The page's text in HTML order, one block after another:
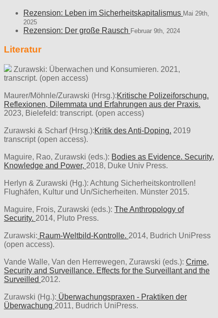
Rezension: Leben im Sicherheitskapitalismus Mai 29th,
2025
Rezension: Der große Rausch Februar 9th, 2024
Literatur
Zurawski: Überwachen und Konsumieren. 2021,
transcript. (open access)
Maurer/Möhnle/Zurawski (Hrsg.):Kritische Polizeiforschung.
Reflexionen, Dilemmata und Erfahrungen aus der Praxis.
2023, Bielefeld: transcript. (open access)
Zurawski & Scharf (Hrsg.):Kritik des Anti-Doping. 2019
transcript (open access).
Maguire, Rao, Zurawski (eds.): Bodies as Evidence. Security,
Knowledge and Power, 2018, Duke Univ Press.
Herlyn & Zurawski (Hg.): Achtung Sicherheitskontrollen!
Flughäfen, Kultur und Un/Sicherheiten. Münster 2015.
Maguire, Frois, Zurawski (eds.): The Anthropology of
Security. 2014, Pluto Press.
Zurawski: Raum-Weltbild-Kontrolle. 2014, Budrich UniPress
(open access).
Vande Walle, Van den Herrewegen, Zurawski (eds.): Crime,
Security and Surveillance. Effects for the Surveillant and the
Surveilled 2012.
Zurawski (Hg.): Überwachungspraxen - Praktiken der
Überwachung 2011, Budrich UniPress.